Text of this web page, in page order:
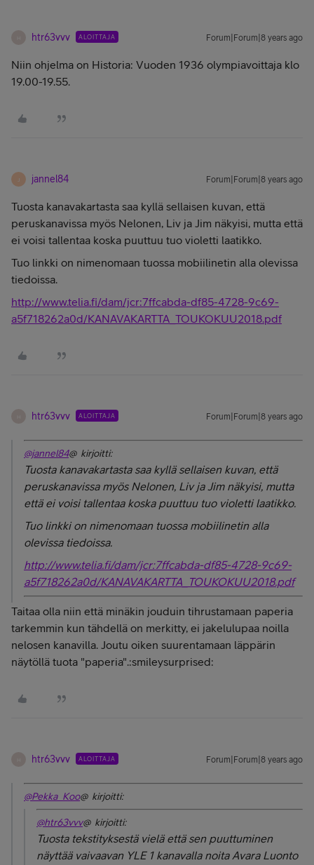
htr63vvv ALOITTAJA Forum|Forum|8 years ago
Niin ohjelma on Historia: Vuoden 1936 olympiavoittaja klo
19.00-19.55.
J jannel84 Forum|Forum|8 years ago
Tuosta kanavakartasta saa kyllä sellaisen kuvan, että
peruskanavissa myös Nelonen, Liv ja Jim näkyisi, mutta että
ei voisi tallentaa koska puuttuu tuo violetti laatikko.
Tuo linkki on nimenomaan tuossa mobiilinetin alla olevissa
tiedoissa.
http://www.telia.fi/dam/jcr:7ffcabda-df85-4728-9c69-
a5f718262a0d/KANAVAKARTTA_TOUKOKUU2018.pdf
htr63vvv ALOITTAJA Forum|Forum|8 years ago
@jannel84@ kirjoitti:
Tuosta kanavakartasta saa kyllä sellaisen kuvan, että
peruskanavissa myös Nelonen, Liv ja Jim näkyisi, mutta
että ei voisi tallentaa koska puuttuu tuo violetti laatikko.
Tuo linkki on nimenomaan tuossa mobiilinetin alla
olevissa tiedoissa.
http://www.telia.fi/dam/jcr:7ffcabda-df85-4728-9c69-
a5f718262a0d/KANAVAKARTTA_TOUKOKUU2018.pdf
Taitaa olla niin että minäkin jouduin tihrustamaan paperia
tarkemmin kun tähdellä on merkitty, ei jakelulupaa noilla
nelosen kanavilla. Joutu oiken suurentamaan läppärin
näytöllä tuota "paperia".:smileysurprised:
htr63vvv ALOITTAJA Forum|Forum|8 years ago
@Pekka_Koo@ kirjoitti:
@htr63vvv@ kirjoitti:
Tuosta tekstityksestä vielä että sen puuttuminen
näyttää vaivaavan YLE 1 kanavalla noita Avara Luonto